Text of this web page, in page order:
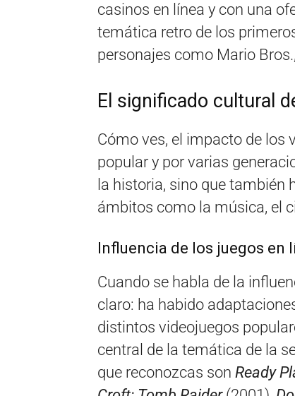
casinos en línea y con una
temática retro de los
personajes como Mario
El significado cultural
Cómo ves, el impacto de los
popular y por varias
la historia, sino que también
ámbitos como la música, el
Influencia de los juegos en
Cuando se habla de la
claro: ha habido
distintos videojuegos
central de la temática de la
que reconozcas son Ready